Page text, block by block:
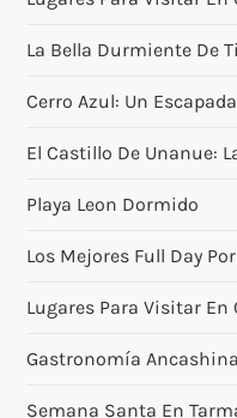
La Bella Durmiente De
Cerro Azul: Un
El Castillo De Unanue:
Playa Leon Dormido
Los Mejores Full Day
Lugares Para Visitar En
Gastronomía
Semana Santa En